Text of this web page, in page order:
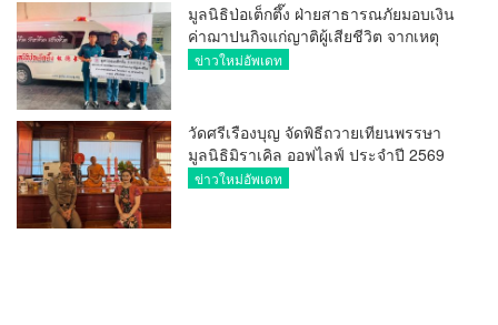
มูลนิธิป่อเต็กตึ๊ง ฝ่ายสาธารณภัยมอบเงิน
ค่าฌาปนกิจแก่ญาติผู้เสียชีวิต จากเหตุ
เพลิงไหม้ โรงเบียร์ ณ ลาดพร้าว จำนวน
ข่าวใหม่อัพเดท
วัดศรีเรืองบุญ จัดพิธีถวายเทียนพรรษา
มูลนิธิมิราเคิล ออฟไลฟ์ ประจำปี 2569
พล.ต.ต.ศิริวัฒน์ ดีพอ ให้เกียรติเป็น
ข่าวใหม่อัพเดท